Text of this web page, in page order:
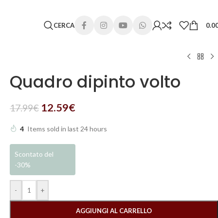
CERCA
Quadro dipinto volto
17.99€ 12.59€
4 Items sold in last 24 hours
Scontato del
-30%
- +
AGGIUNGI AL CARRELLO